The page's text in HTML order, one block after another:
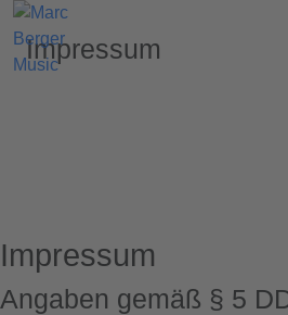
Impressum
Impressum
Angaben gemäß § 5